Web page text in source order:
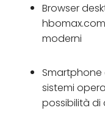
Browser
moderni
Smartphone
sistemi
possibilità